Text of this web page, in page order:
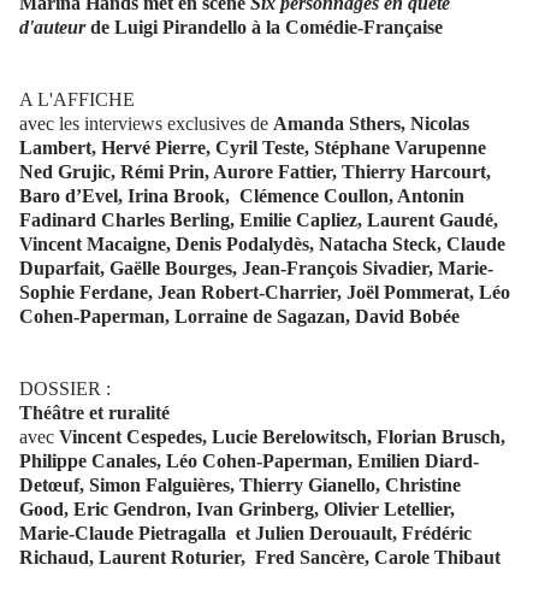
d'auteurde Luigi Pirandello à la Comédie-Française
A L'AFFICHE
avec les interviews exclusives de Amanda Sthers, Nicolas
Lambert, Hervé Pierre, Cyril Teste, Stéphane Varupenne
Ned Grujic, Rémi Prin, Aurore Fattier, Thierry Harcourt,
Baro d’Evel, Irina Brook, Clémence Coullon, Antonin
Fadinard Charles Berling, Emilie Capliez, Laurent Gaudé,
Vincent Macaigne, Denis Podalydès, Natacha Steck, Claude
Duparfait, Gaëlle Bourges, Jean-François Sivadier, Marie-
Sophie Ferdane, Jean Robert-Charrier, Joël Pommerat, Léo
Cohen-Paperman, Lorraine de Sagazan, David Bobée
DOSSIER :
Théâtre et ruralité
avec Vincent Cespedes, Lucie Berelowitsch, Florian Brusch,
Philippe Canales, Léo Cohen-Paperman, Emilien Diard-
Detœuf, Simon Falguières, Thierry Gianello, Christine
Good, Eric Gendron, Ivan Grinberg, Olivier Letellier,
Marie-Claude Pietragalla et Julien Derouault, Frédéric
Richaud, Laurent Roturier, Fred Sancère, Carole Thibaut